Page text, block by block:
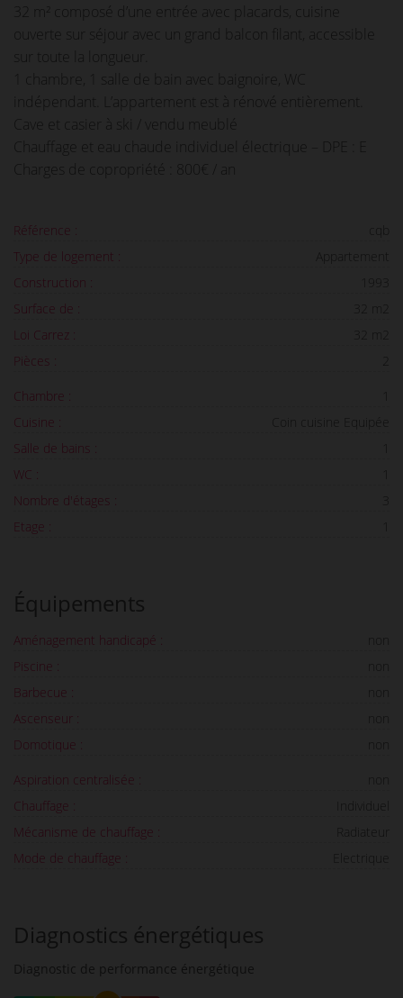
32 m² composé d’une entrée avec placards, cuisine
ouverte sur séjour avec un grand balcon filant, accessible
sur toute la longueur.
1 chambre, 1 salle de bain avec baignoire, WC
indépendant. L’appartement est à rénové entièrement.
Cave et casier à ski / vendu meublé
Chauffage et eau chaude individuel électrique – DPE : E
Charges de copropriété : 800€ / an
Référence :
cqb
Type de logement :
Construction :
Surface de :
32 m2
Loi Carrez :
32 m2
Pièces :
2
Chambre :
Cuisine :
Coin cuisine Equipée
Salle de bains :
WC :
Nombre d'étages :
Etage :
Équipements
Aménagement handicapé :
Piscine :
Barbecue :
Ascenseur :
Domotique :
Aspiration centralisée :
Chauffage :
Individuel
Mécanisme de chauffage :
Radiateur
Mode de chauffage :
Electrique
Diagnostics énergétiques
Diagnostic de performance énergétique